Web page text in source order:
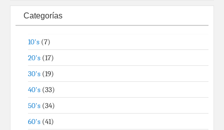
Categorías
10's (7)
20's (17)
30's (19)
40's (33)
50's (34)
60's (41)